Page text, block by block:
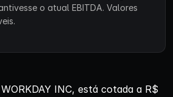
o atual EBITDA. Valores
INC, está cotada a R$